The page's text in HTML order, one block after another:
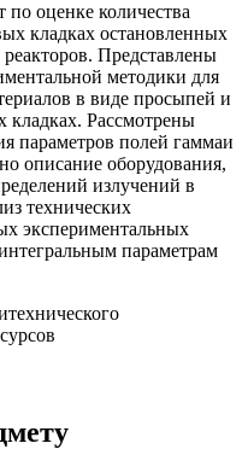
оценке количества
кладках остановленных
Представлены
методики для
в виде просыпей и
кладках. Рассмотрены
параметров полей гаммаи
описание оборудования,
излучений в
технических
экспериментальных
параметрам